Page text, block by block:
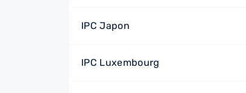
IPC Japon
IPC Luxembourg